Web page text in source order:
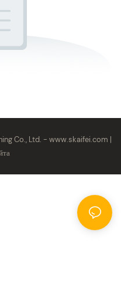
Co., Ltd. - www.skaifei.com |